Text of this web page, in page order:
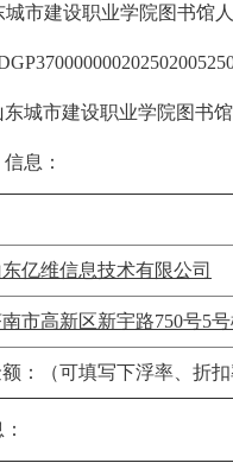
城市建设职业学院图书馆
东城市建设职业学院图书
息：
亿维信息技术有限公司
市高新区新宇路750号5号
：（可填写下浮率、折